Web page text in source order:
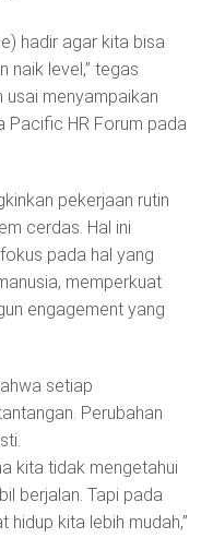
hadir agar kita bisa
naik level,” tegas
menyampaikan
Pacific HR Forum pada
pekerjaan rutin
cerdas. Hal ini
pada hal yang
memperkuat
engagement yang
setiap
Perubahan
kita tidak mengetahui
berjalan. Tapi pada
kita lebih mudah,”